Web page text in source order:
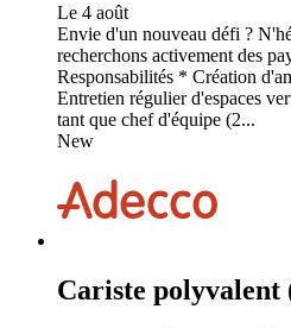
Le 4 août
Envie d'un nouveau défi ?
recherchons activement des
Responsabilités * Création
Entretien régulier d'espaces
tant que chef d'équipe (2...
New
Cariste polyvalent